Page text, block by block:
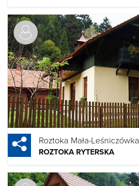
Roztoka Mała-Leśniczówka
ROZTOKA RYTERSKA